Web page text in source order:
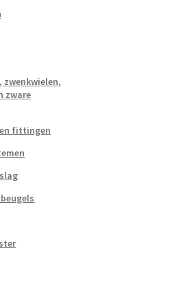
zwenkwielen,
zware
fittingen